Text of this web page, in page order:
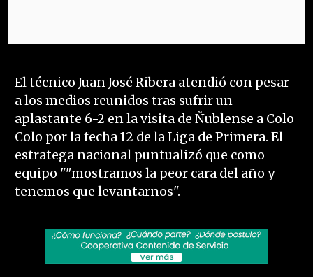
El técnico Juan José Ribera atendió con pesar
a los medios reunidos tras sufrir un
aplastante 6-2 en la visita de Ñublense a Colo
Colo por la fecha 12 de la Liga de Primera. El
estratega nacional puntualizó que como
equipo ""mostramos la peor cara del año y
tenemos que levantarnos".